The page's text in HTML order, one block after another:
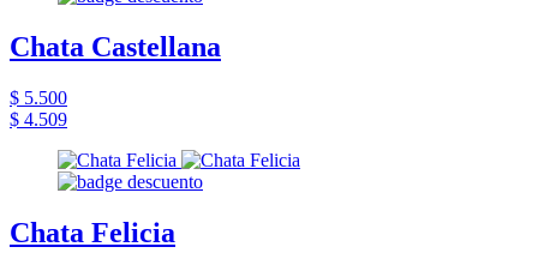
Chata Castellana
$ 5.500
$ 4.509
Chata Felicia